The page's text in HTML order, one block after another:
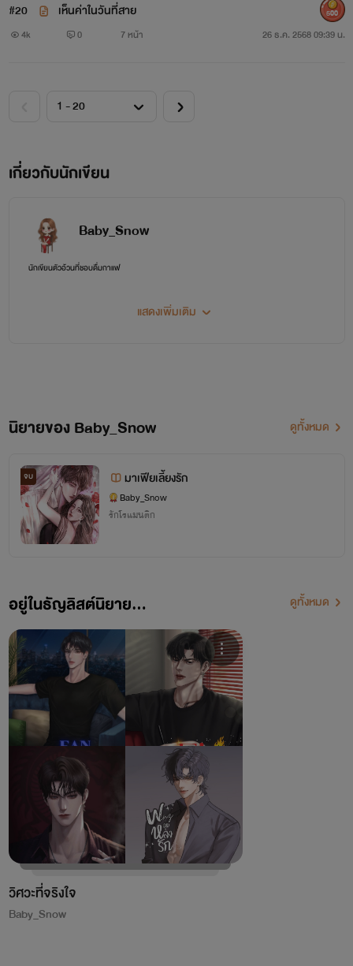
#20 เห็นค่าในวันที่สาย
4k 0 7 หน้า 26 ธ.ค. 2568 09:39 น.
500
เกี่ยวกับนักเขียน
Baby_Snow
นักเขียนตัวอ้วนที่ชอบดื่มกาแฟ
แสดงเพิ่มเติม
นิยายของ Baby_Snow ดูทั้งหมด
จบ มาเฟียเลี้ยงรัก
Baby_Snow
รักโรแมนติก
อยู่ในธัญลิสต์นิยาย... ดูทั้งหมด
วิศวะที่จริงใจ
Baby_Snow